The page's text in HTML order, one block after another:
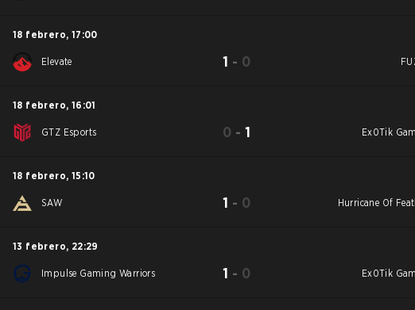
18 febrero, 17:00
Elevate 1 - 0
18 febrero, 16:01
GTZ Esports 0 -1 Ex0Tik
18 febrero, 15:10
SAW 1 - 0 Hurricane Of
13 febrero, 22:29
Impulse Gaming Warriors 1 - 0 Ex0Tik